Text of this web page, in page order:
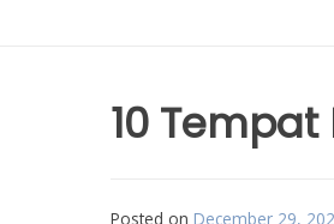
10
Posted on December 29,